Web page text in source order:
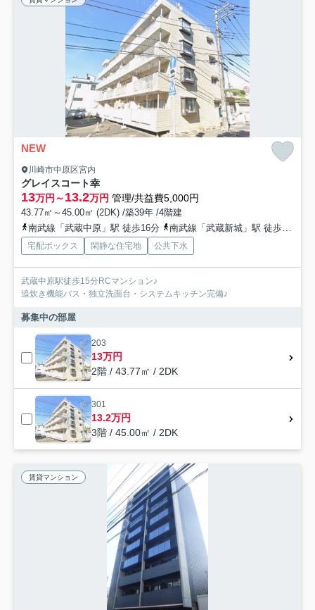
NEW
川崎市中原区宮内
グレイスコート幸
13万円～13.2万円 管理/共益費5,000円
43.77㎡～45.00㎡ (2DK) /築39年 /4階建
南武線「武蔵中原」駅 徒歩16分
南武線「武蔵新城」駅 徒歩22分
宅配ボックス 閑静な住宅地 公共下水
武蔵中原駅徒歩15分RCマンション♪
追炊き機能バス・独立洗面台・システムキッチン完備♪
募集中の部屋
203
13万円
2階 / 43.77㎡ / 2DK
301
13.2万円
3階 / 45.00㎡ / 2DK
賃貸マンション